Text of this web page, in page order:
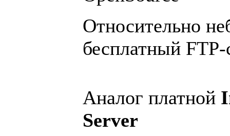
Относительно
бесплатный FTP-
Аналог платной
Server